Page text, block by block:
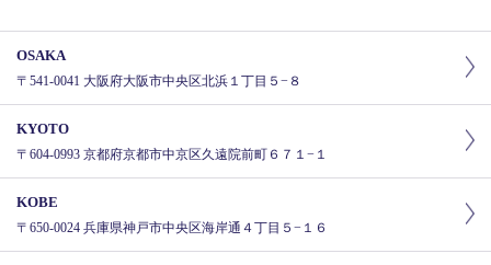
OSAKA
〒541-0041 大阪府大阪市中央区北浜１丁目５−８
KYOTO
〒604-0993 京都府京都市中京区久遠院前町６７１−１
KOBE
〒650-0024 兵庫県神戸市中央区海岸通４丁目５−１６